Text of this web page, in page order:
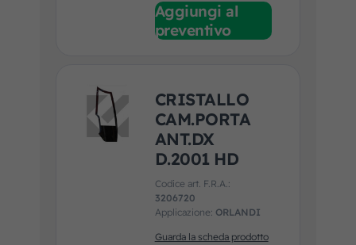
Aggiungi al
preventivo
CRISTALLO
CAM.PORTA
ANT.DX
D.2001 HD
Codice art. F.R.A.:
3206720
Applicazione: ORLANDI
Guarda la scheda prodotto